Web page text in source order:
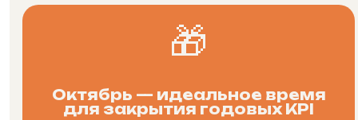
🎁
Октябрь — идеальное время
для закрытия годовых KPI